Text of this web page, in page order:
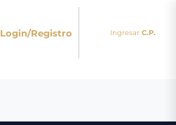
Login/Registro Ingresar C.P.